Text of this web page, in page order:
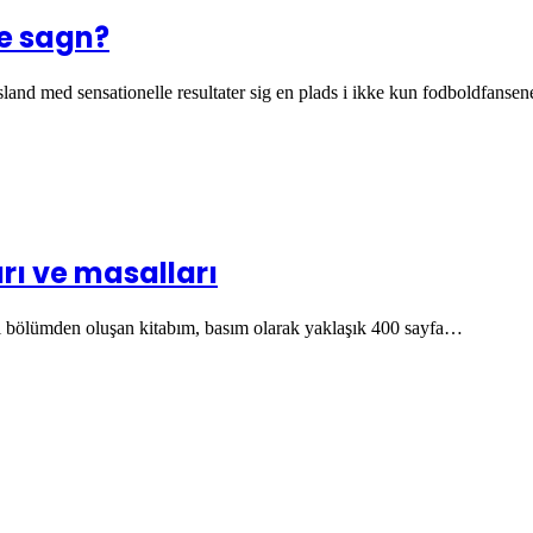
sagn?
med sensationelle resultater sig en plads i ikke kun
ve masalları
oluşan kitabım, basım olarak yaklaşık 400 sayfa…